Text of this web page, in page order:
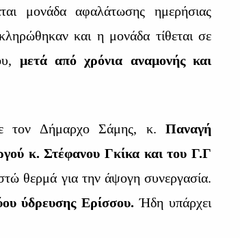
μονάδα αφαλάτωσης ημερήσιας
και η μονάδα τίθεται σε
μετά από χρόνια αναμονής και
τον Δήμαρχο Σάμης, κ. Παναγή
κ. Στέφανου Γκίκα και του Γ.Γ
θερμά για την άψογη συνεργασία.
ύδρευσης Ερίσσου. Ήδη υπάρχει